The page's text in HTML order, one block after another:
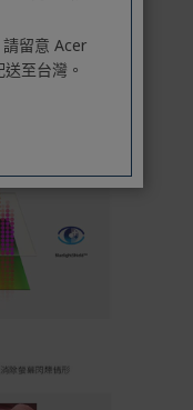
留意 Acer
至台灣。